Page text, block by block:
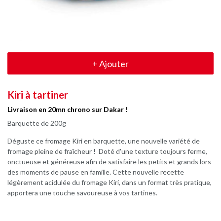
+Ajouter
Kiri à tartiner
Livraison en 20mn chrono sur Dakar !
Barquette de 200g
Déguste ce fromage Kiri en barquette, une nouvelle variété de
fromage pleine de fraîcheur ! Doté d'une texture toujours ferme,
onctueuse et généreuse afin de satisfaire les petits et grands lors
des moments de pause en famille. Cette nouvelle recette
légèrement acidulée du fromage Kiri, dans un format très pratique,
apportera une touche savoureuse à vos tartines.